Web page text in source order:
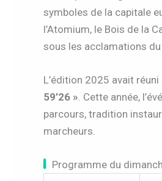
symboles de la capitale
l’Atomium, le Bois de la
sous les acclamations du
L’édition 2025 avait réuni
59’26 » . Cette année,
parcours, tradition
marcheurs.
Programme du